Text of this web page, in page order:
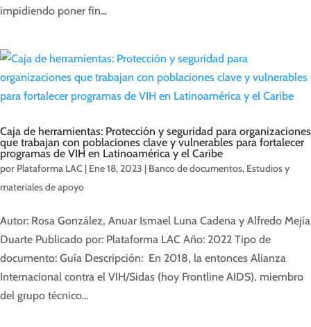
impidiendo poner fin...
Caja de herramientas: Protección y seguridad para organizaciones
que trabajan con poblaciones clave y vulnerables para fortalecer
programas de VIH en Latinoamérica y el Caribe
por Plataforma LAC | Ene 18, 2023 | Banco de documentos, Estudios y
materiales de apoyo
Autor: Rosa González, Anuar Ismael Luna Cadena y Alfredo Mejía
Duarte Publicado por: Plataforma LAC Año: 2022 Tipo de
documento: Guía Descripción: En 2018, la entonces Alianza
Internacional contra el VIH/Sidas (hoy Frontline AIDS), miembro
del grupo técnico...